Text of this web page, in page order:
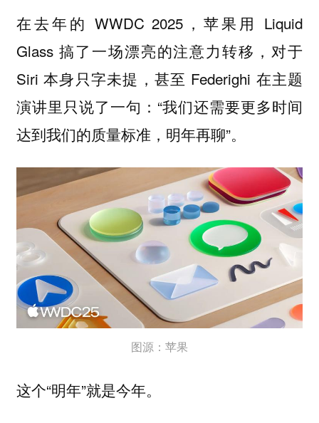
在去年的 WWDC 2025，苹果用 Liquid
Glass 搞了一场漂亮的注意力转移，对于
Siri 本身只字未提，甚至 Federighi 在主题
演讲里只说了一句：“我们还需要更多时间
达到我们的质量标准，明年再聊”。
图源：苹果
这个“明年”就是今年。